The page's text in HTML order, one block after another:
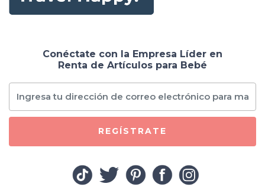
Conéctate con la Empresa Líder en
Renta de Artículos para Bebé
REGÍSTRATE